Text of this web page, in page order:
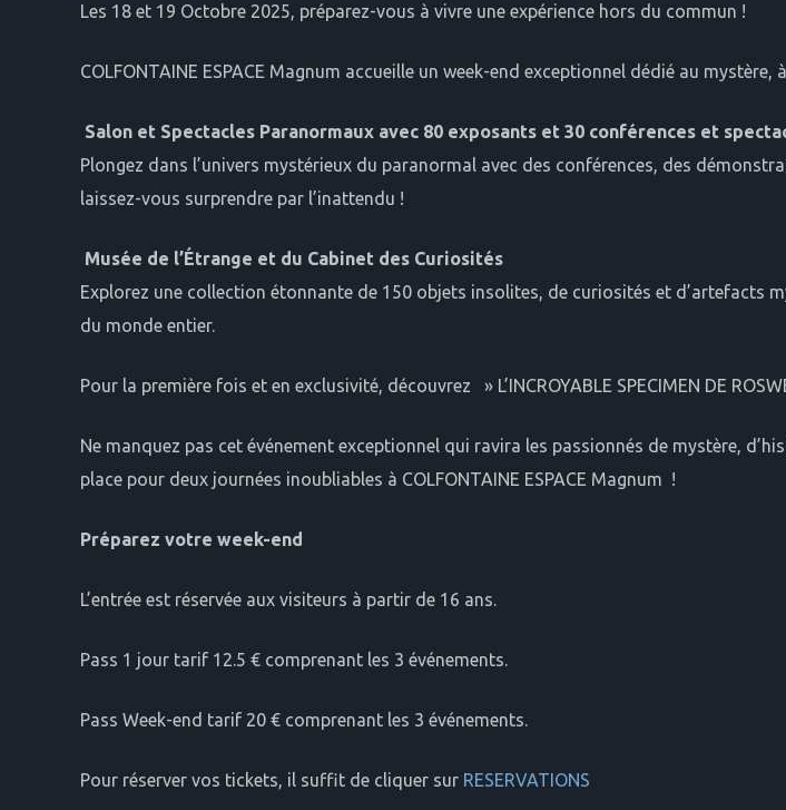
Les 18 et 19 Octobre 2025, préparez-vous à vivre une expérience hors du commun !
COLFONTAINE ESPACE Magnum accueille un week-end exceptionnel dédié au mystère,
Salon et Spectacles Paranormaux avec 80 exposants et 30 conférences et
Plongez dans l’univers mystérieux du paranormal avec des conférences, des
laissez-vous surprendre par l’inattendu !
Musée de l’Étrange et du Cabinet des Curiosités
Explorez une collection étonnante de 150 objets insolites, de curiosités et d’artefacts
du monde entier.
Pour la première fois et en exclusivité, découvrez » L’INCROYABLE SPECIMEN DE
Ne manquez pas cet événement exceptionnel qui ravira les passionnés de mystère,
place pour deux journées inoubliables à COLFONTAINE ESPACE Magnum !
Préparez votre week-end
L’entrée est réservée aux visiteurs à partir de 16 ans.
Pass 1 jour tarif 12.5 € comprenant les 3 événements.
Pass Week-end tarif 20 € comprenant les 3 événements.
Pour réserver vos tickets, il suffit de cliquer sur RESERVATIONS